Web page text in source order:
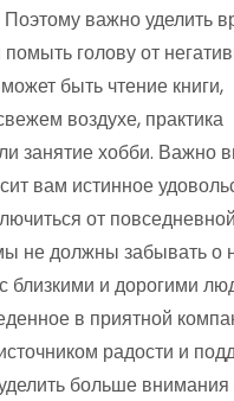
важно уделить
голову от
быть чтение книги,
воздухе, практика
занятие хобби. Важно
вам истинное
от
не должны забывать о
близкими и дорогими
в приятной
радости и
больше